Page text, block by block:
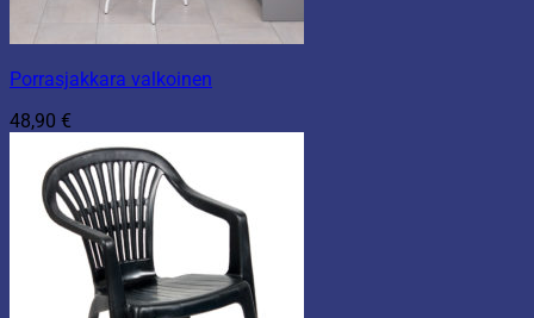
Porrasjakkara valkoinen
48,90 €